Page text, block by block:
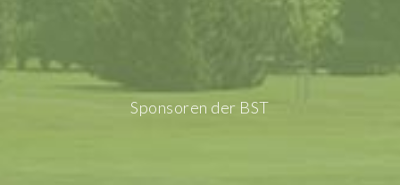
Sponsoren der BST